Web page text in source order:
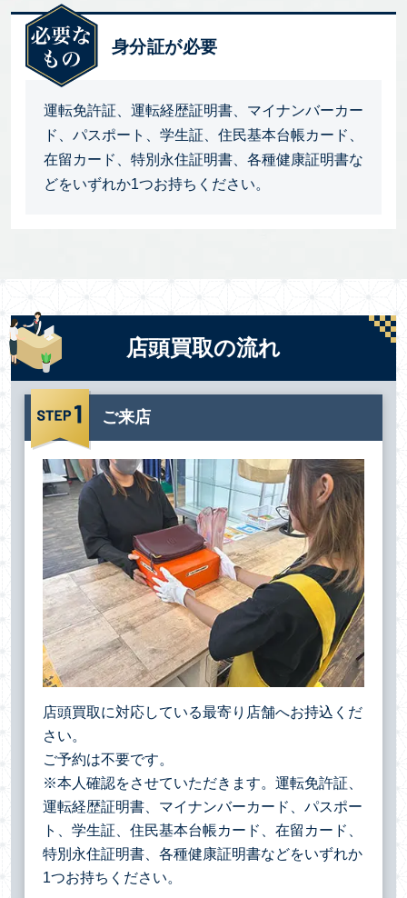
身分証が必要
運転免許証、運転経歴証明書、マイナンバーカー
ド、パスポート、学生証、住民基本台帳カード、
在留カード、特別永住証明書、各種健康証明書な
どをいずれか1つお持ちください。
店頭買取の流れ
ご来店
店頭買取に対応している最寄り店舗へお持込くだ
さい。
ご予約は不要です。
※本人確認をさせていただきます。運転免許証、
運転経歴証明書、マイナンバーカード、パスポー
ト、学生証、住民基本台帳カード、在留カード、
特別永住証明書、各種健康証明書などをいずれか
1つお持ちください。